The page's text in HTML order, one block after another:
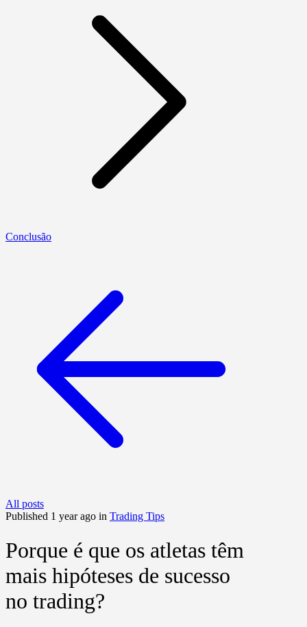
Conclusão
All posts
Published 1 year ago in Trading Tips
Porque é que os atletas têm
mais hipóteses de sucesso
no trading?